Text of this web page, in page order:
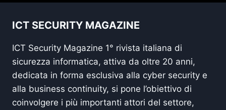
ICT SECURITY MAGAZINE
ICT Security Magazine 1° rivista italiana di
sicurezza informatica, attiva da oltre 20 anni,
dedicata in forma esclusiva alla cyber security e
alla business continuity, si pone l’obiettivo di
coinvolgere i più importanti attori del settore,